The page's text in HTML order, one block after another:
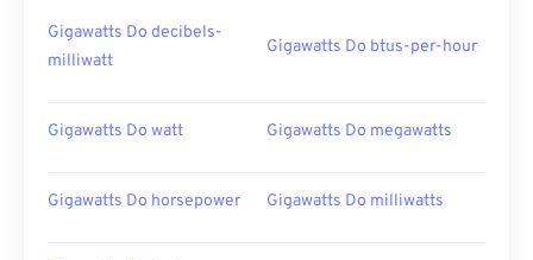
Gigawatts Do decibels-
milliwatt
Gigawatts Do btus-per-hour
Gigawatts Do watt Gigawatts Do megawatts
Gigawatts Do horsepower Gigawatts Do milliwatts